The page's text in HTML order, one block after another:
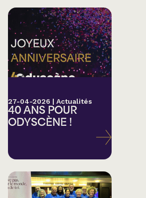
27-04-2026 | Actualités
40 ANS POUR
ODYSCÈNE !